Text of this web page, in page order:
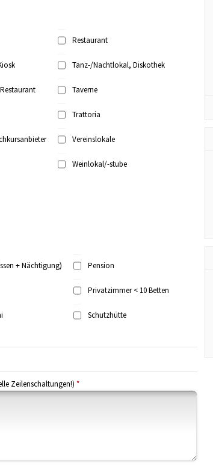
Restaurant
Tanz-/Nachtlokal, Diskothek
Taverne
Trattoria
Vereinslokale
Weinlokal/-stube
+ Nächtigung) Pension
Privatzimmer < 10 Betten
Schutzhütte
Zeilenschaltungen!) *